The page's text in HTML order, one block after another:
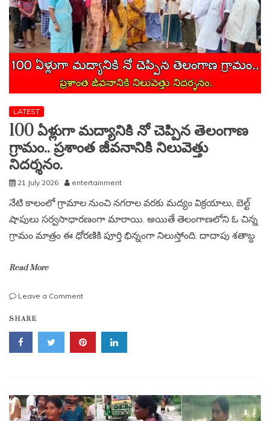
LATEST
100 ఏళ్లుగా మద్యానికి నో చెప్పిన తెలంగాణ
గ్రామం.. ప్రశాంత జీవనానికి నిలువెత్తు
నిదర్శనం.
21 July 2026 entertainment
నేటి కాలంలో గ్రామాల నుంచి నగరాల వరకు మద్యం విక్రయాలు, బెల్ట్
షాపులు సర్వసాధారణంగా మారాయి. అయితే తెలంగాణలోని ఓ చిన్న
గ్రామం మాత్రం ఈ ధోరణికి పూర్తి భిన్నంగా నిలుస్తోంది. దాదాపు శతాబ్ద
Read More
Leave a Commenton
మద్యానికి
నో
చెప్పిన
జీవనానికి
నిలువెత్తు
SHARE